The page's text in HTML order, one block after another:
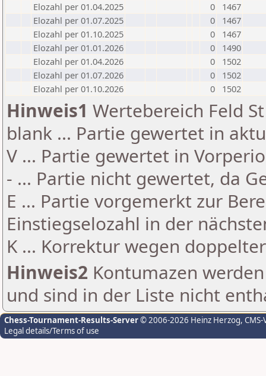
Elozahl per 01.04.2025
0
1467
Elozahl per 01.07.2025
0
1467
Elozahl per 01.10.2025
0
1467
Elozahl per 01.01.2026
0
1490
Elozahl per 01.04.2026
0
1502
Elozahl per 01.07.2026
0
1502
Elozahl per 01.10.2026
0 1502
Hinweis1 Wertebereich Feld
blank ... Partie gewertet in
V ... Partie gewertet in
- ... Partie nicht gewertet, da
E ... Partie vorgemerkt zur
Einstiegselozahl in der
K ... Korrektur wegen
Hinweis2 Kontumazen
und sind in der Liste nicht
Chess-Tournament-Results-Server© 2006-2026 Heinz Herzog,
Legal details/Terms of use